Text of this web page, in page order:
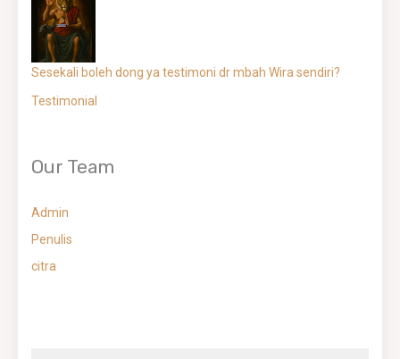
Sesekali boleh dong ya testimoni dr mbah Wira sendiri?
Testimonial
Our Team
Admin
Penulis
citra